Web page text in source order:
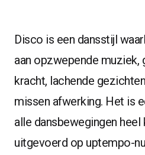
Disco is een dansstijl
aan opzwepende muziek,
kracht, lachende
missen afwerking. Het is
alle dansbewegingen
uitgevoerd op uptempo-